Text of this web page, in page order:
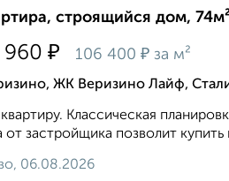
строящийся дом,
960 ₽ 106 400 ₽ за м²
ЖК Веризино Лайф,
Классическая
от застройщика позволит
06.08.2026